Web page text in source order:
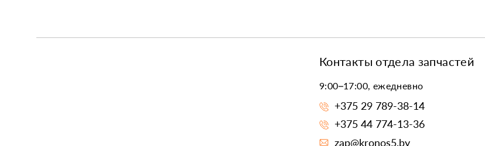
Контакты отдела запчастей
9:00–17:00, ежедневно
+375 29 789-38-14
+375 44 774-13-36
zap@kronos5.by